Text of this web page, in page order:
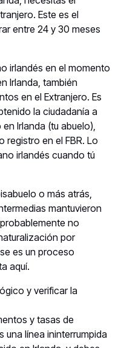
Este es el
entre 24 y 30 meses
irlandés en el momento
Irlanda, también
en el Extranjero. Es
la ciudadanía a
Irlanda (tu abuelo),
registro en el FBR. Lo
irlandés cuando tú
o más atrás,
mantuvieron
no
por
es un proceso
aquí.
y verificar la
y tasas de
una línea ininterrumpida